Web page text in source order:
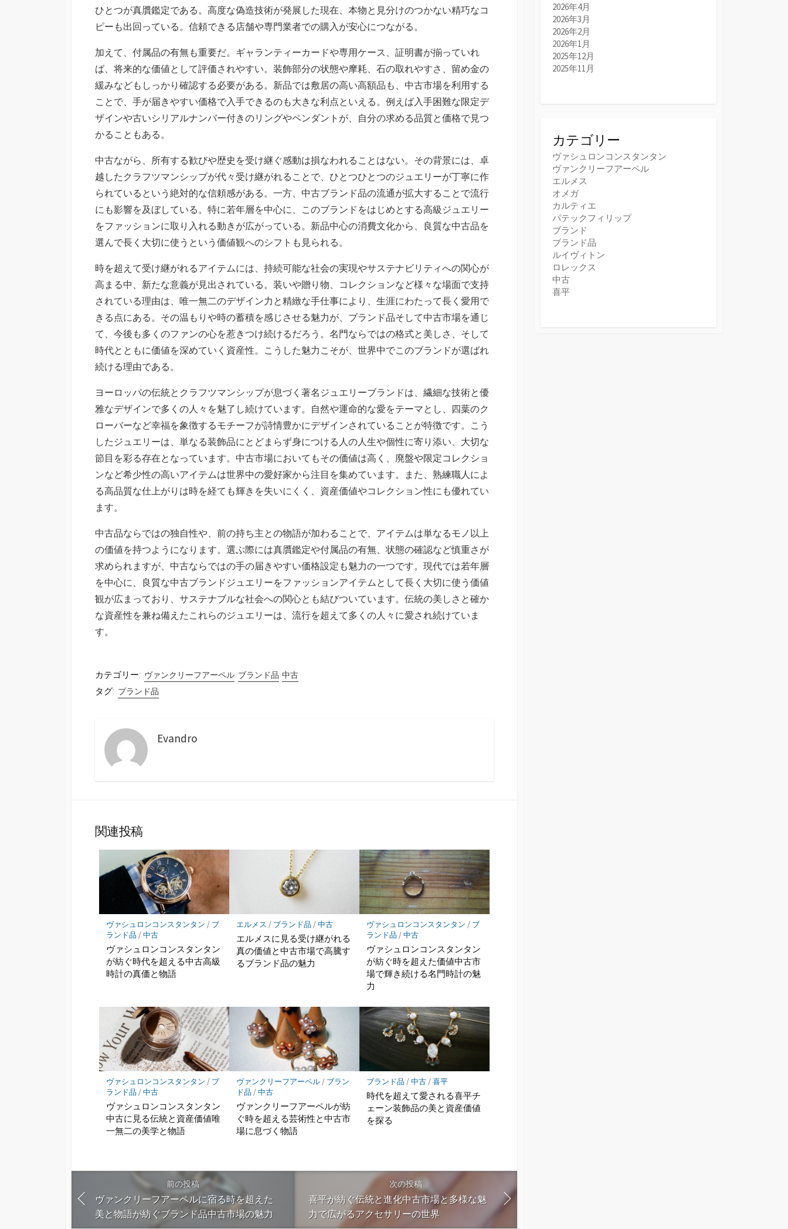
ひとつが真贋鑑定である。高度な偽造技術が発展した現在、本物と見分けのつかない精巧なコ
ピーも出回っている。信頼できる店舗や専門業者での購入が安心につながる。
加えて、付属品の有無も重要だ。ギャランティーカードや専用ケース、証明書が揃っていれ
ば、将来的な価値として評価されやすい。装飾部分の状態や摩耗、石の取れやすさ、留め金の
緩みなどもしっかり確認する必要がある。新品では敷居の高い高額品も、中古市場を利用する
ことで、手が届きやすい価格で入手できるのも大きな利点といえる。例えば入手困難な限定デ
ザインや古いシリアルナンバー付きのリングやペンダントが、自分の求める品質と価格で見つ
かることもある。
中古ながら、所有する歓びや歴史を受け継ぐ感動は損なわれることはない。その背景には、卓
越したクラフツマンシップが代々受け継がれることで、ひとつひとつのジュエリーが丁寧に作
られているという絶対的な信頼感がある。一方、中古ブランド品の流通が拡大することで流行
にも影響を及ぼしている。特に若年層を中心に、このブランドをはじめとする高級ジュエリー
をファッションに取り入れる動きが広がっている。新品中心の消費文化から、良質な中古品を
選んで長く大切に使うという価値観へのシフトも見られる。
時を超えて受け継がれるアイテムには、持続可能な社会の実現やサステナビリティへの関心が
高まる中、新たな意義が見出されている。装いや贈り物、コレクションなど様々な場面で支持
されている理由は、唯一無二のデザイン力と精緻な手仕事により、生涯にわたって長く愛用で
きる点にある。その温もりや時の蓄積を感じさせる魅力が、ブランド品そして中古市場を通じ
て、今後も多くのファンの心を惹きつけ続けるだろう。名門ならではの格式と美しさ、そして
時代とともに価値を深めていく資産性。こうした魅力こそが、世界中でこのブランドが選ばれ
続ける理由である。
ヨーロッパの伝統とクラフツマンシップが息づく著名ジュエリーブランドは、繊細な技術と優
雅なデザインで多くの人々を魅了し続けています。自然や運命的な愛をテーマとし、四葉のク
ローバーなど幸福を象徴するモチーフが詩情豊かにデザインされていることが特徴です。こう
したジュエリーは、単なる装飾品にとどまらず身につける人の人生や個性に寄り添い、大切な
節目を彩る存在となっています。中古市場においてもその価値は高く、廃盤や限定コレクショ
ンなど希少性の高いアイテムは世界中の愛好家から注目を集めています。また、熟練職人によ
る高品質な仕上がりは時を経ても輝きを失いにくく、資産価値やコレクション性にも優れてい
ます。
中古品ならではの独自性や、前の持ち主との物語が加わることで、アイテムは単なるモノ以上
の価値を持つようになります。選ぶ際には真贋鑑定や付属品の有無、状態の確認など慎重さが
求められますが、中古ならではの手の届きやすい価格設定も魅力の一つです。現代では若年層
を中心に、良質な中古ブランドジュエリーをファッションアイテムとして長く大切に使う価値
観が広まっており、サステナブルな社会への関心とも結びついています。伝統の美しさと確か
な資産性を兼ね備えたこれらのジュエリーは、流行を超えて多くの人々に愛され続けていま
す。
カテゴリー: ヴァンクリーフアーペル ブランド品 中古
タグ: ブランド品
Evandro
関連投稿
ヴァシュロンコンスタンタン / ブ
ランド品 /中古
ヴァシュロンコンスタンタン
が紡ぐ時代を超える中古高級
時計の真価と物語
エルメス / ブランド品 /中古
エルメスに見る受け継がれる
真の価値と中古市場で高騰す
るブランド品の魅力
ヴァシュロンコンスタンタン / ブ
ランド品 /中古
ヴァシュロンコンスタンタン
が紡ぐ時を超えた価値中古市
場で輝き続ける名門時計の魅
力
ヴァシュロンコンスタンタン / ブ
ランド品 /中古
ヴァシュロンコンスタンタン
中古に見る伝統と資産価値唯
一無二の美学と物語
ヴァンクリーフアーペル/ ブラン
ド品 /中古
ヴァンクリーフアーペルが紡
ぐ時を超える芸術性と中古市
場に息づく物語
ブランド品 /中古/喜平
時代を超えて愛される喜平チ
ェーン装飾品の美と資産価値
を探る
前の投稿
ヴァンクリーフアーペルに宿る時を超えた
美と物語が紡ぐブランド品中古市場の魅力
次の投稿
喜平が紡ぐ伝統と進化中古市場と多様な魅
力で広がるアクセサリーの世界
2026年4月
2026年3月
2026年2月
2026年1月
2025年12月
2025年11月
カテゴリー
ヴァシュロンコンスタンタン
ヴァンクリーフアーペル
エルメス
オメガ
カルティエ
パテックフィリップ
ブランド
ブランド品
ルイヴィトン
ロレックス
中古
喜平